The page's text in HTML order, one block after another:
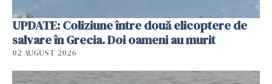
UPDATE: Coliziune între două elicoptere de
salvare în Grecia. Doi oameni au murit
02 AUGUST 2026